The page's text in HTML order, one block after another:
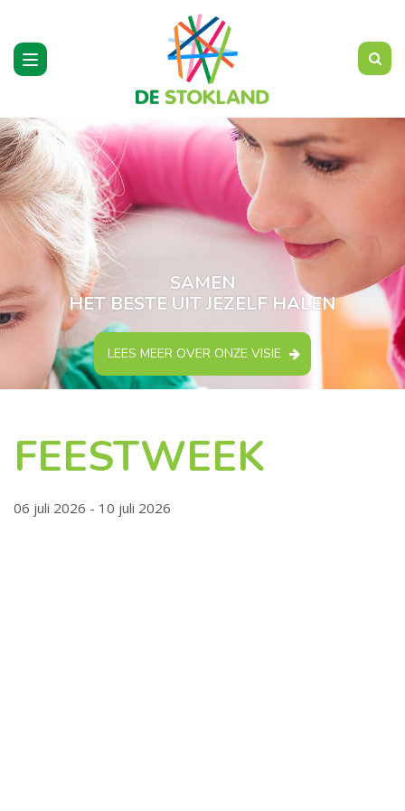
Toggle
navigation
SAMEN
HET BESTE UIT JEZELF HALEN
LEES MEER OVER ONZE VISIE
FEESTWEEK
06 juli 2026 - 10 juli 2026